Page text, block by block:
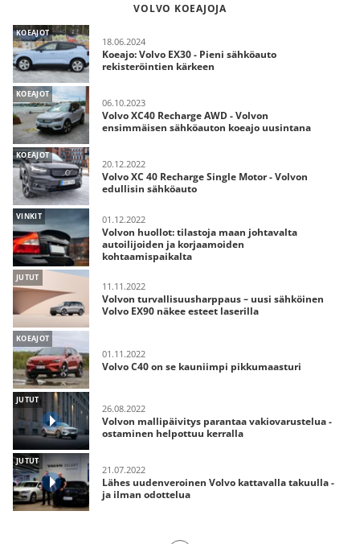
VOLVO KOEAJOJA
KOEAJOT
18.06.2024
Koeajo: Volvo EX30 - Pieni sähköauto
rekisteröintien kärkeen
KOEAJOT
06.10.2023
Volvo XC40 Recharge AWD - Volvon
ensimmäisen sähköauton koeajo uusintana
KOEAJOT
20.12.2022
Volvo XC 40 Recharge Single Motor - Volvon
edullisin sähköauto
VINKIT 01.12.2022
Volvon huollot: tilastoja maan johtavalta
autoilijoiden ja korjaamoiden
kohtaamispaikalta
JUTUT
11.11.2022
Volvon turvallisuusharppaus – uusi sähköinen
Volvo EX90 näkee esteet laserilla
KOEAJOT
01.11.2022
Volvo C40 on se kauniimpi pikkumaasturi
JUTUT
26.08.2022
Volvon mallipäivitys parantaa vakiovarustelua -
ostaminen helpottuu kerralla
JUTUT
21.07.2022
Lähes uudenveroinen Volvo kattavalla takuulla -
ja ilman odottelua